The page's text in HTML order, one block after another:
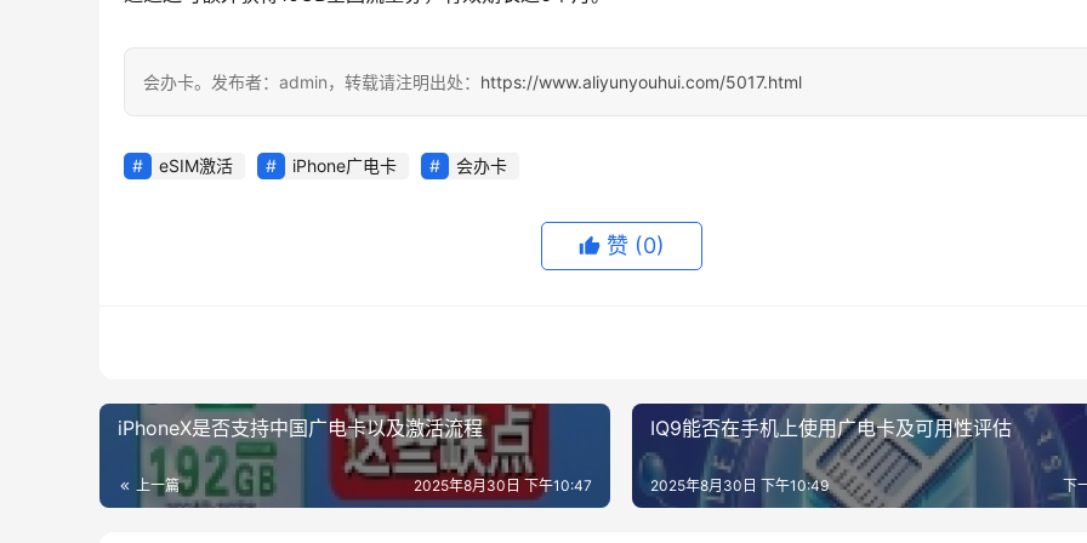
会办卡。发布者：admin，转载请注明出处： https://www.aliyunyouhui.com/5017.html
eSIM激活 iPhone广电卡 会办卡
赞 (0)
iPhoneX是否支持中国广电卡以及激活流程
上一篇 2025年8月30日 下午10:47
IQ9能否在手机上使用广电卡及可用性评估
下
2025年8月30日 下午10:49